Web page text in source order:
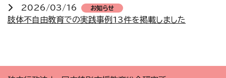
2026/03/16
お知らせ
肢体不自由教育での実践事例13件を掲載しました